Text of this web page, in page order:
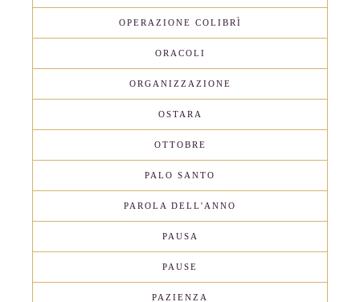
OPERAZIONE COLIBRÌ
ORACOLI
ORGANIZZAZIONE
OSTARA
OTTOBRE
PALO SANTO
PAROLA DELL'ANNO
PAUSA
PAUSE
PAZIENZA